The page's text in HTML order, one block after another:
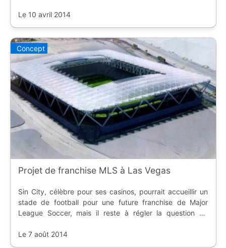
football féminin va se dérouler le 7
Le 10 avril 2014
Concept
Projet de franchise MLS à Las Vegas
Sin City, célèbre pour ses casinos, pourrait accueillir un
stade de football pour une future franchise de Major
League Soccer, mais il reste à régler la question du
Le 7 août 2014